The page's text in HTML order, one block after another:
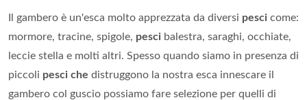
Il gambero è un'esca molto apprezzata da diversi pesci come:
mormore, tracine, spigole, pesci balestra, saraghi, occhiate,
leccie stella e molti altri. Spesso quando siamo in presenza di
piccoli pesci che distruggono la nostra esca innescare il
gambero col guscio possiamo fare selezione per quelli di